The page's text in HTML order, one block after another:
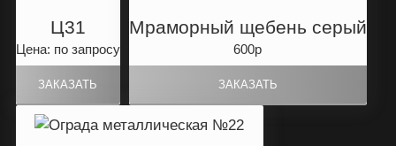
Ц31
Цена: по запросу
Мраморный щебень серый
600р